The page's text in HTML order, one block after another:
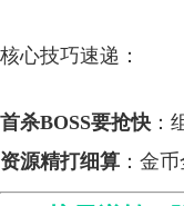
核心技巧速递：
首杀BOSS要抢快 ：
资源精打细算 ：金